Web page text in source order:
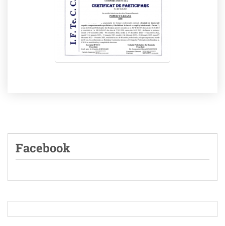
Facebook